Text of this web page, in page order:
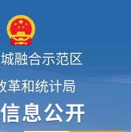
融合示范区
革和统计局